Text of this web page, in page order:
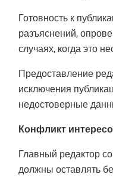
Готовность к
разъяснений,
случаях, когда это
Предоставление
исключения
недостоверные
Конфликт
Главный редактор
должны оставлять